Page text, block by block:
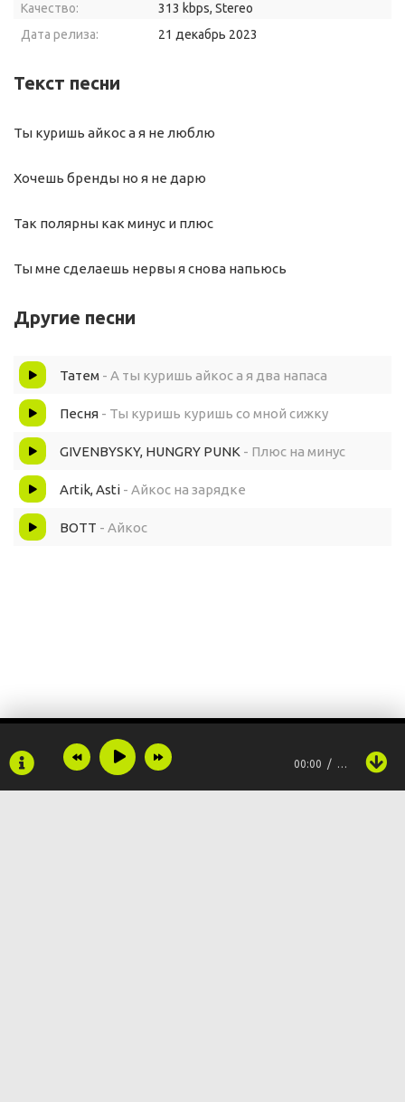
Качество:
313 kbps, Stereo
Дата релиза:
21 декабрь 2023
Текст песни
Ты куришь айкос а я не люблю
Хочешь бренды но я не дарю
Так полярны как минус и плюс
Ты мне сделаешь нервы я снова напьюсь
Другие песни
Татем - А ты куришь айкос а я два напаса
Песня - Ты куришь куришь со мной сижку
GIVENBYSKY, HUNGRY PUNK - Плюс на минус
Artik, Asti - Айкос на зарядке
BOTT - Айкос
00:00